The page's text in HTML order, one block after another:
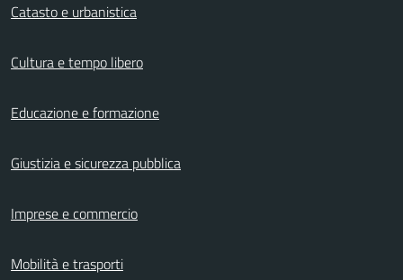
Catasto e urbanistica
Cultura e tempo libero
Educazione e formazione
Giustizia e sicurezza pubblica
Imprese e commercio
Mobilità e trasporti